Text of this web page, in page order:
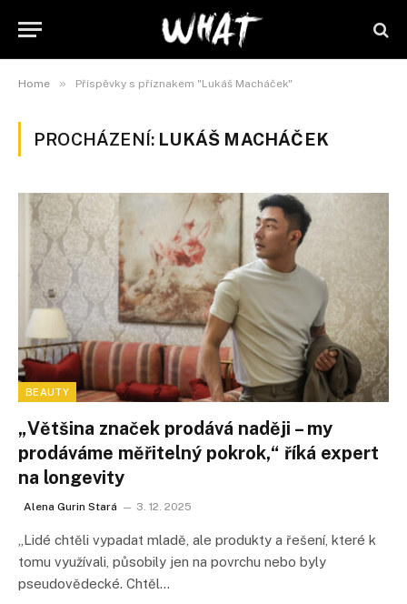
Home » Příspěvky s příznakem "Lukáš Macháček"
PROCHÁZENÍ: LUKÁŠ MACHÁČEK
BEAUTY
„Většina značek prodává naději – my
prodáváme měřitelný pokrok,“ říká expert
na longevity
Alena Gurin Stará 3. 12. 2025
„Lidé chtěli vypadat mladě, ale produkty a řešení, které k
tomu využívali, působily jen na povrchu nebo byly
pseudovědecké. Chtěl…